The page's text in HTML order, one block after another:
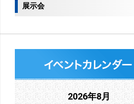
展示会
2026年8月